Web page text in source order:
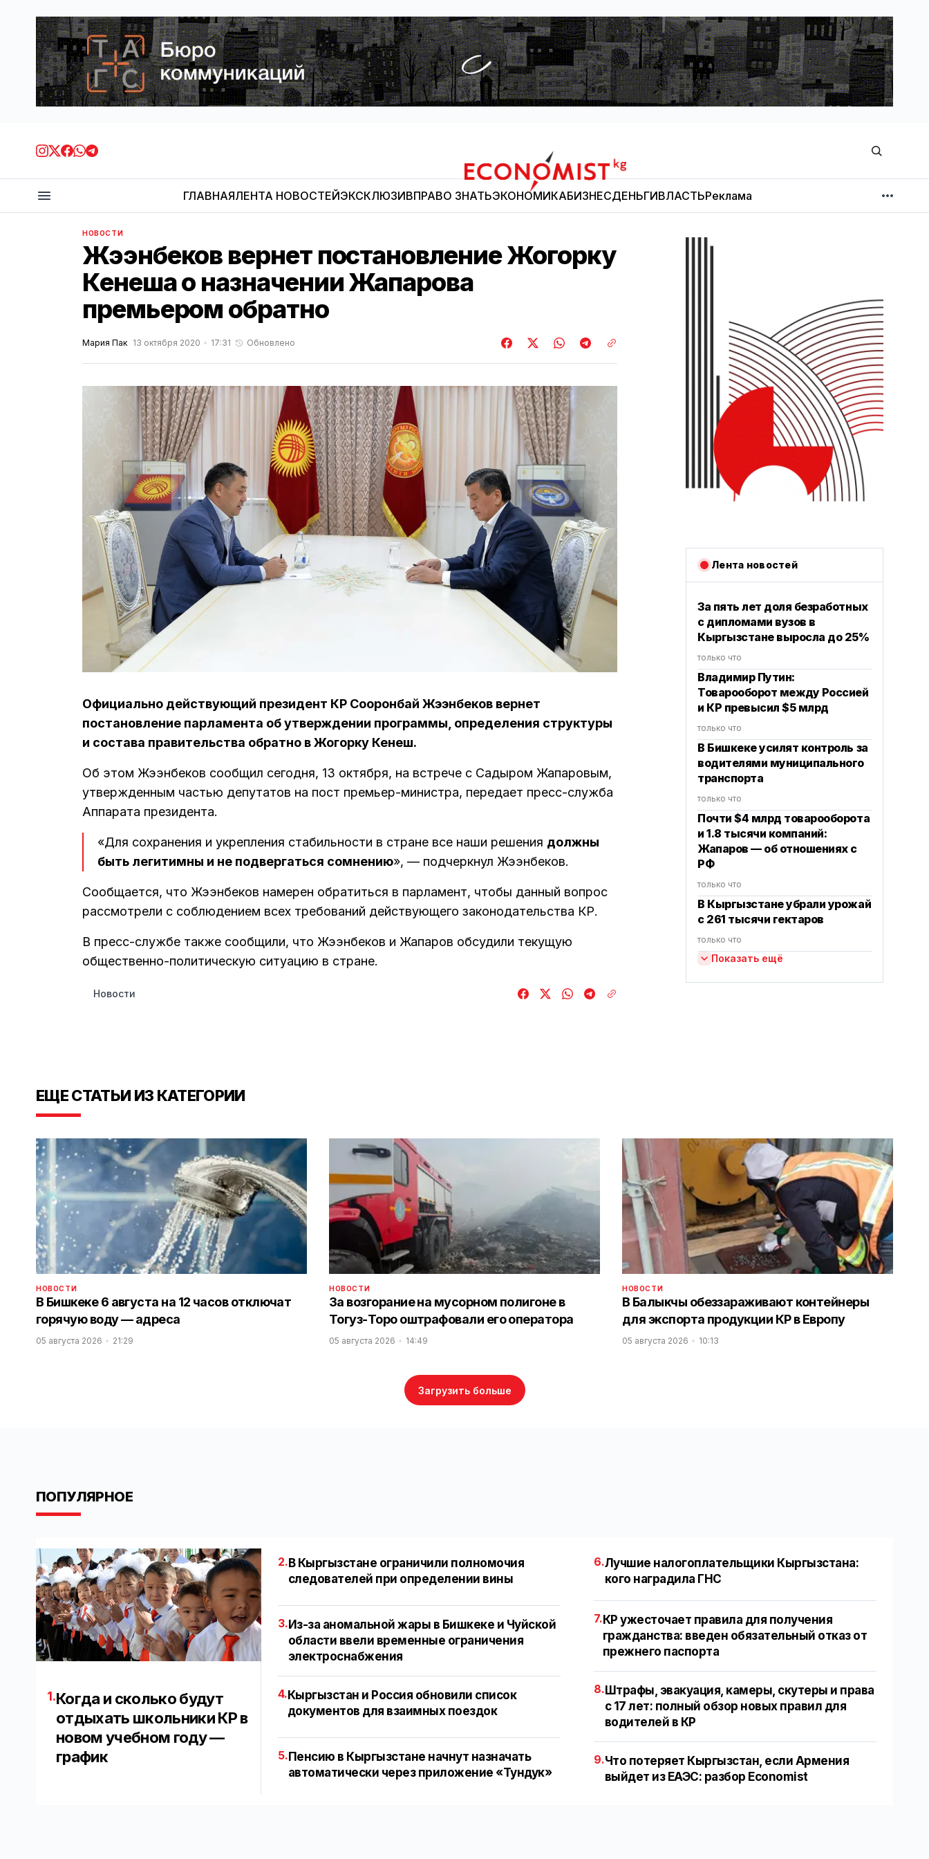
Economist.kg
ГЛАВНАЯЛЕНТА НОВОСТЕЙЭКСКЛЮЗИВПРАВО ЗНАТЬЭКОНОМИКАБИЗНЕСДЕНЬГИВЛАСТЬРеклама
МНЕНИЕ
НОВОСТИ
Жээнбеков вернет постановление Жогорку
Кенеша о назначении Жапарова
премьером обратно
Мария Пак 13 октября 2020 17:31 Обновлено
Официально действующий президент КР Сооронбай Жээнбеков вернет
постановление парламента об утверждении программы, определения структуры
и состава правительства обратно в Жогорку Кенеш.
Об этом Жээнбеков сообщил сегодня, 13 октября, на встрече с Садыром Жапаровым,
утвержденным частью депутатов на пост премьер-министра, передает пресс-служба
Аппарата президента.
«Для сохранения и укрепления стабильности в стране все наши решения должны
быть легитимны и не подвергаться сомнению», — подчеркнул Жээнбеков.
Сообщается, что Жээнбеков намерен обратиться в парламент, чтобы данный вопрос
рассмотрели с соблюдением всех требований действующего законодательства КР.
В пресс-службе также сообщили, что Жээнбеков и Жапаров обсудили текущую
общественно-политическую ситуацию в стране.
Новости
Лента новостей
За пять лет доля безработных
с дипломами вузов в
Кыргызстане выросла до 25%
только что
‎Владимир Путин:
Товарооборот между Россией
и КР превысил $5 млрд
только что
В Бишкеке усилят контроль за
водителями муниципального
транспорта
только что
Почти $4 млрд товарооборота
и 1.8 тысячи компаний:
Жапаров — об отношениях с
РФ
только что
В Кыргызстане убрали урожай
с 261 тысячи гектаров
только что
Показать ещё
ЕЩЕ СТАТЬИ ИЗ КАТЕГОРИИ
НОВОСТИ
В Бишкеке 6 августа на 12 часов отключат
горячую воду — адреса
05 августа 2026 21:29
НОВОСТИ
За возгорание на мусорном полигоне в
Тогуз-Торо оштрафовали его оператора
05 августа 2026 14:49
НОВОСТИ
В Балыкчы обеззараживают контейнеры
для экспорта продукции КР в Европу
05 августа 2026 10:13
Загрузить больше
ПОПУЛЯРНОЕ
1.Когда и сколько будут
отдыхать школьники КР в
новом учебном году —
график
2. В Кыргызстане ограничили полномочия
следователей при определении вины
3.Из-за аномальной жары в Бишкеке и Чуйской
области ввели временные ограничения
электроснабжения
4.Кыргызстан и Россия обновили список
документов для взаимных поездок
5.Пенсию в Кыргызстане начнут назначать
автоматически через приложение «Тундук»
6.Лучшие налогоплательщики Кыргызстана:
кого наградила ГНС
7. КР ужесточает правила для получения
гражданства: введен обязательный отказ от
прежнего паспорта
8. Штрафы, эвакуация, камеры, скутеры и права
с 17 лет: полный обзор новых правил для
водителей в КР
9.Что потеряет Кыргызстан, если Армения
выйдет из ЕАЭС: разбор Economist